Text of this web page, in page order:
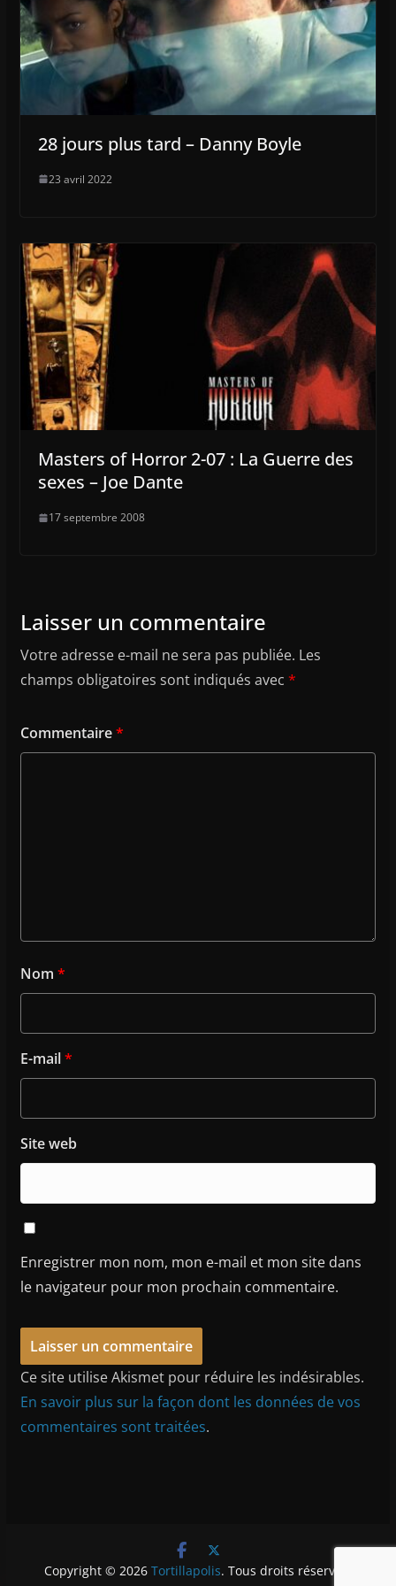
28 jours plus tard – Danny Boyle
23 avril 2022
Masters of Horror 2-07 : La Guerre des
sexes – Joe Dante
17 septembre 2008
Laisser un commentaire
Votre adresse e-mail ne sera pas publiée. Les
champs obligatoires sont indiqués avec *
Commentaire*
Nom *
E-mail*
Site web
Enregistrer mon nom, mon e-mail et mon site dans
le navigateur pour mon prochain commentaire.
Ce site utilise Akismet pour réduire les indésirables.
En savoir plus sur la façon dont les données de vos
commentaires sont traitées.
Copyright © 2026 Tortillapolis. Tous droits réservés.